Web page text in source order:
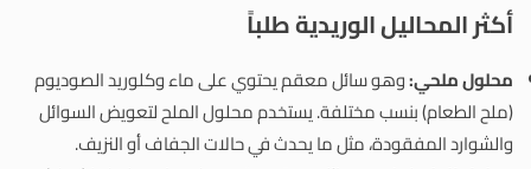
أكثر المحاليل الوريدية طلباً
محلول ملحي:وهو سائل معقم يحتوي على ماء وكلوريد الصوديوم
(ملح الطعام) بنسب مختلفة. يستخدم محلول الملح لتعويض السوائل
والشوارد المفقودة، مثل ما يحدث في حالات الجفاف أو النزيف.